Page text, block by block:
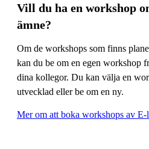
Vill du ha en workshop
ämne?
Om de workshops som finns
kan du be om en egen workshop
dina kollegor. Du kan välja en
utvecklad eller be om en ny.
Mer om att boka workshops av E-